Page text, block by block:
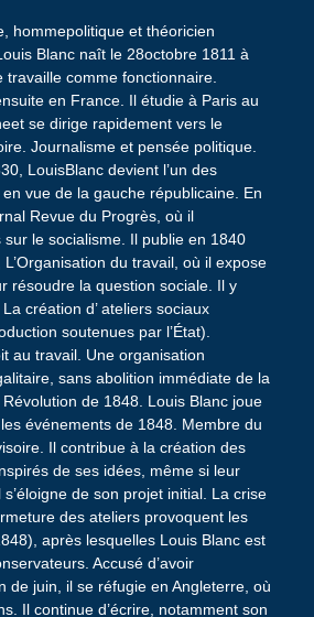
hommepolitique et théoricien
Blanc naît le 28octobre 1811 à
travaille comme fonctionnaire.
en France. Il étudie à Paris au
se dirige rapidement vers le
Journalisme et pensée politique.
LouisBlanc devient l’un des
vue de la gauche républicaine. En
Revue du Progrès, où il
le socialisme. Il publie en 1840
du travail, où il expose
résoudre la question sociale. Il y
création d’ ateliers sociaux
soutenues par l’État).
au travail. Une organisation
sans abolition immédiate de la
de 1848. Louis Blanc joue
événements de 1848. Membre du
Il contribue à la création des
de ses idées, même si leur
de son projet initial. La crise
des ateliers provoquent les
après lesquelles Louis Blanc est
Accusé d’avoir
de juin, il se réfugie en Angleterre, où
Il continue d’écrire, notamment son